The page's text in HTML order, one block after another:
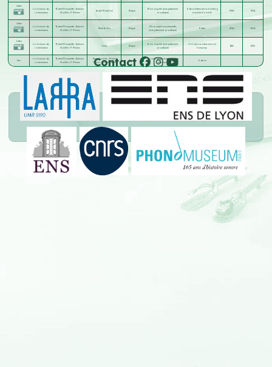
Listen
La chanson du
cornemuseux
Robert Planquette; Gustave
Chaillier; P. Marius
André Maréchal Disque
19 cm aiguille (enregistrement
acoustique)
Odeon International talking
machine Co.m.b.H.
3963 1904
Listen
La chanson du
cornemuseux
Robert Planquette; Gustave
Chaillier; P. Marius
Mme Rollini Disque
29 cm saphir sans étiquette,
(enregistrement acoustique)
Pathé 4766 18-06
Listen
La chanson du
cornemuseux
Robert Planquette; Gustave
Chaillier; P. Marius
Yanic Disque
17 cm aiguille (enregistrement
acoustique)
Zonophone international
Company
1136 1902
See
La chanson du
cornemuseux
Robert Planquette; Gustave
Chaillier; P. Marius
Henry Laverne ; Martin
Cayla ; Léon Gueniffet
Disque
25 cm aiguille (enregistrement
électrique)
Odéon
Contact